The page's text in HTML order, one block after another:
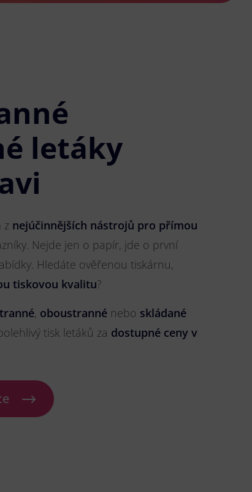
letáky
z nejúčinnějších nástrojů pro přímou
Nejde jen o papír, jde o první
Hledáte ověřenou tiskárnu,
tiskovou kvalitu?
, oboustranné nebo skládané
tisk letáků za dostupné ceny v